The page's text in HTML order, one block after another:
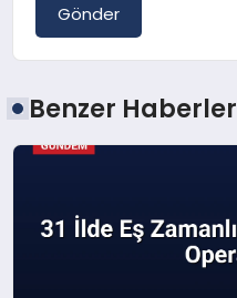
Gönder
Benzer Haberler